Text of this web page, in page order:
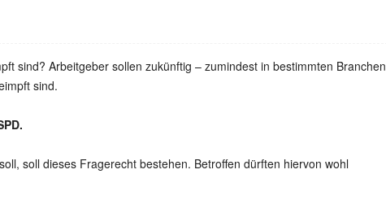
sind? Arbeitgeber sollen zukünftig – zumindest in bestimmten Branchen
sind.
soll dieses Fragerecht bestehen. Betroffen dürften hiervon wohl